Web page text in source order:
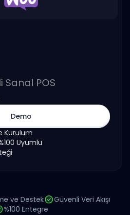
Sanal POS
Demo
Kurulum
Uyumlu
ve Destek
Güvenli Veri Akışı
%100 Entegre